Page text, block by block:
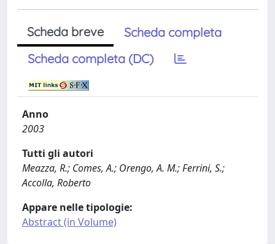
Scheda breve
Scheda completa
Scheda completa (DC)
Anno
2003
Tutti gli autori
Meazza, R.; Comes, A.; Orengo, A. M.; Ferrini, S.;
Accolla, Roberto
Appare nelle tipologie:
Abstract (in Volume)